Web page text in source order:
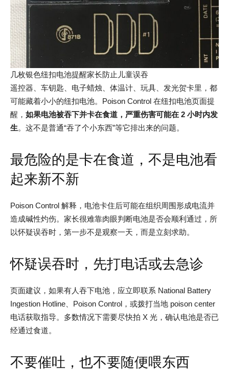
几枚银色纽扣电池提醒家长防止儿童误吞
遥控器、车钥匙、电子蜡烛、体温计、玩具、发光贺卡里，都
可能藏着小小的纽扣电池。Poison Control 在纽扣电池页面提
醒， 如果电池被吞下并卡在食道，严重伤害可能在 2 小时内发
生。这不是普通“吞了个小东西”等它排出来的问题。
最危险的是卡在食道，不是电池看
起来新不新
Poison Control 解释，电池卡住后可能在组织周围形成电流并
造成碱性灼伤。家长很难靠肉眼判断电池是否会顺利通过，所
以怀疑误吞时，第一步不是观察一天，而是立刻求助。
怀疑误吞时，先打电话或去急诊
页面建议，如果有人吞下电池，应立即联系 National Battery
Ingestion Hotline、Poison Control，或拨打当地 poison center
电话获取指导。多数情况下需要尽快拍 X 光，确认电池是否已
经通过食道。
不要催吐，也不要随便喂东西